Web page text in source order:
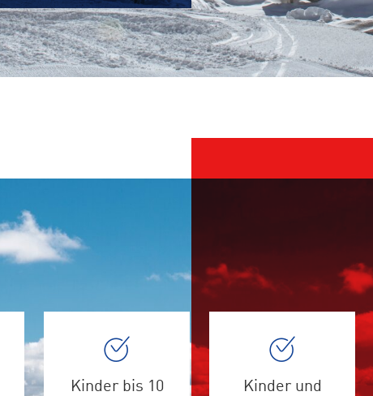
Kinder bis 10
Kinder und